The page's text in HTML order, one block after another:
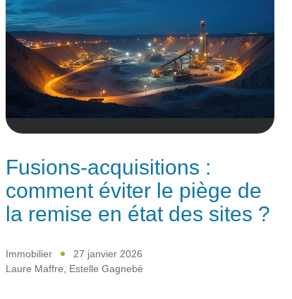
Fusions-acquisitions :
comment éviter le piège de
la remise en état des sites ?
Immobilier
27 janvier 2026
Laure Maffre, Estelle Gagnebé